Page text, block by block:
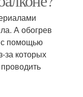
А обогрев
с помощью
за которых